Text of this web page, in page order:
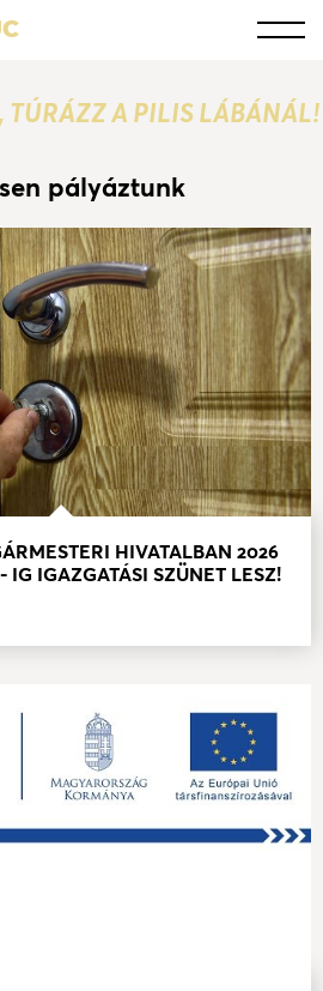
TÚRÁZZ A PILIS LÁBÁNÁL!
pályáztunk
HIVATALBAN 2026
IG IGAZGATÁSI SZÜNET LESZ!